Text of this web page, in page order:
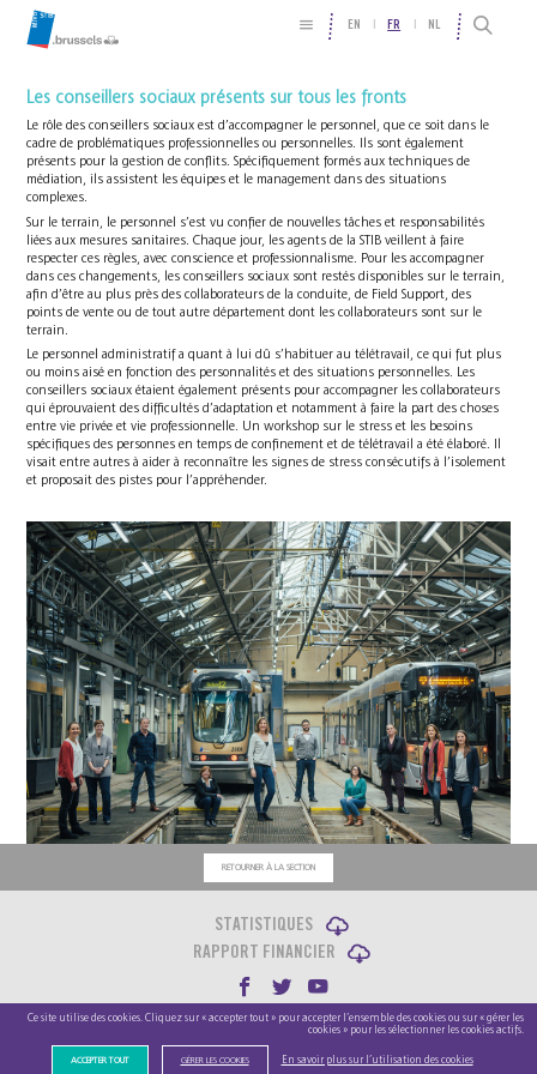
EN FR NL
Les conseillers sociaux présents sur tous les fronts
Le rôle des conseillers sociaux est d’accompagner le personnel, que ce soit dans le
cadre de problématiques professionnelles ou personnelles. Ils sont également
présents pour la gestion de conflits. Spécifiquement formés aux techniques de
médiation, ils assistent les équipes et le management dans des situations
complexes.
Sur le terrain, le personnel s’est vu confier de nouvelles tâches et responsabilités
liées aux mesures sanitaires. Chaque jour, les agents de la STIB veillent à faire
respecter ces règles, avec conscience et professionnalisme. Pour les accompagner
dans ces changements, les conseillers sociaux sont restés disponibles sur le terrain,
afin d’être au plus près des collaborateurs de la conduite, de Field Support, des
points de vente ou de tout autre département dont les collaborateurs sont sur le
terrain.
Le personnel administratif a quant à lui dû s’habituer au télétravail, ce qui fut plus
ou moins aisé en fonction des personnalités et des situations personnelles. Les
conseillers sociaux étaient également présents pour accompagner les collaborateurs
qui éprouvaient des difficultés d’adaptation et notamment à faire la part des choses
entre vie privée et vie professionnelle. Un workshop sur le stress et les besoins
spécifiques des personnes en temps de confinement et de télétravail a été élaboré. Il
visait entre autres à aider à reconnaître les signes de stress consécutifs à l’isolement
et proposait des pistes pour l’appréhender.
RETOURNER À LA SECTION
STATISTIQUES
RAPPORT FINANCIER
Copyright STIB © 2022 |Cookie Policy
Developed bySwingtree
Ce site utilise des cookies. Cliquez sur « accepter tout » pour accepter l’ensemble des cookies ou sur « gérer les
cookies » pour les sélectionner les cookies actifs.
ACCEPTER TOUT GÉRER LES COOKIES En savoir plus sur l’utilisation des cookies